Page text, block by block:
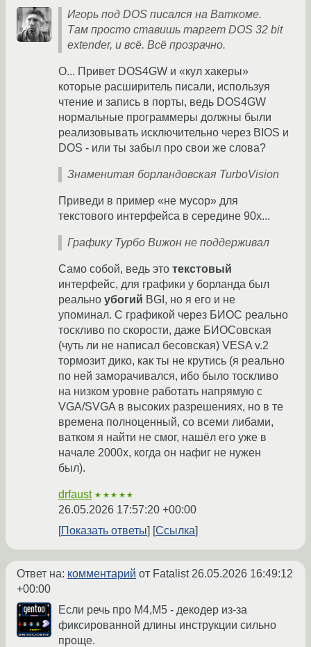
Игорь под DOS писался на Ваткоме.
Там просто ставишь таргет DOS 32 bit
extender, и всё. Всё прозрачно.
О... Привет DOS4GW и «кул хакеры»
которые расширитель писали, используя
чтение и запись в порты, ведь DOS4GW
нормальные программеры должны были
реализовывать исключительно через BIOS и
DOS - или ты забыл про свои же слова?
Знаменитая борландовская TurboVision
Приведи в пример «не мусор» для
текстового интерфейса в середине 90х...
Графику Турбо Вижон не поддерживал
Само собой, ведь это текстовый
интерфейс, для графики у борланда был
реально убогий BGI, но я его и не
упоминал. С графикой через БИОС реально
тоскливо по скорости, даже БИОСовская
(чуть ли не написал бесовская) VESA v.2
тормозит дико, как ты не крутись (я реально
по ней заморачивался, ибо было тоскливо
на низком уровне работать напрямую с
VGA/SVGA в высоких разрешениях, но в те
времена полноценный, со всеми либами,
ватком я найти не смог, нашёл его уже в
начале 2000х, когда он нафиг не нужен
был).
drfaust ★★★★★
26.05.2026 17:57:20 +00:00
Показать ответы
Ссылка
Ответ на: комментарий от Fatalist 26.05.2026 16:49:12
+00:00
Если речь про M4,M5 - декодер из-за
фиксированной длины инструкции сильно
проще.